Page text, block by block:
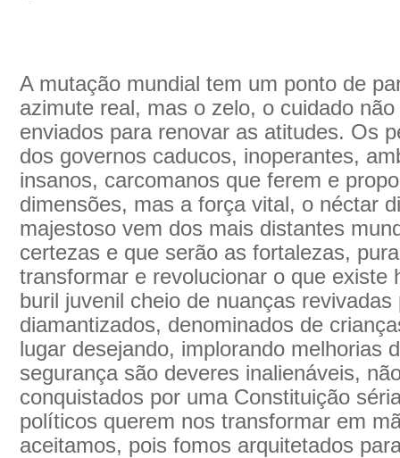
A mutação mundial tem um ponto de
azimute real, mas o zelo, o cuidado
enviados para renovar as atitudes. Os
dos governos caducos, inoperantes,
insanos, carcomanos que ferem e
dimensões, mas a força vital, o néctar
majestoso vem dos mais distantes
certezas e que serão as fortalezas,
transformar e revolucionar o que existe
buril juvenil cheio de nuanças
diamantizados, denominados de
lugar desejando, implorando melhorias
segurança são deveres inalienáveis,
conquistados por uma Constituição
políticos querem nos transformar em
aceitamos, pois fomos arquitetados